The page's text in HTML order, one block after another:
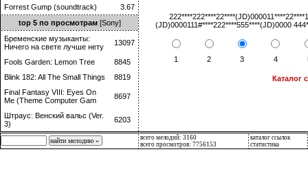
Forrest Gump (soundtrack)
3.67
top 5 по просмотрам[Sony]
Бременские музыканты:
Ничего на свете лучше нету
13097
Fools Garden: Lemon Tree
8845
Blink 182: All The Small Things
8819
Final Fantasy VIII: Eyes On
Me (Theme Computer Gam
8697
Штраус: Венский вальс (Ver.
3)
6203
(JD)0000111#****222****555****(JD)0000
1 2 3 4
Каталог
всего мелодий: 3160
всего просмотров: 7756153
каталог ссылок
статистика